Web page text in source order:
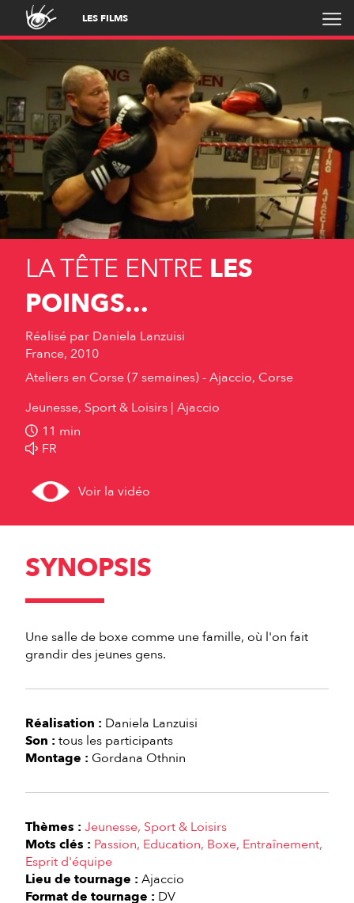
LES FILMS
LA TÊTE ENTRE LES
POINGS...
Réalisé par Daniela Lanzuisi
France, 2010
Ateliers en Corse (7 semaines) - Ajaccio, Corse
Jeunesse, Sport & Loisirs Ajaccio
11 min
FR
Voir la vidéo
SYNOPSIS
Une salle de boxe comme une famille, où l'on fait
grandir des jeunes gens.
Réalisation : Daniela Lanzuisi
Son : tous les participants
Montage : Gordana Othnin
Thèmes : Jeunesse Sport & Loisirs
Mots clés : Passion Education Boxe Entraînement
Esprit d'équipe
Lieu de tournage : Ajaccio
Format de tournage : DV